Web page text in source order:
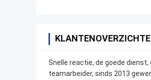
Snelle reactie, de goede dienst,
teamarbeider, sinds 2013